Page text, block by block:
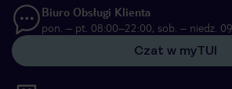
Biuro Obsługi Klienta
pon. – pt. 08:00–22:00, sob. – niedz.
Czat w myTUI